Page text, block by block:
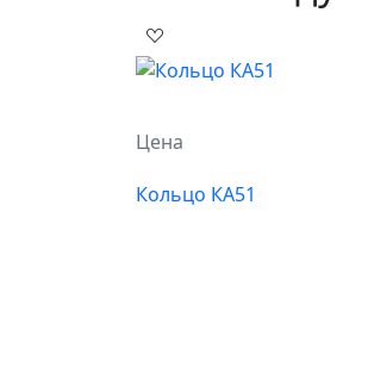
Цена
Кольцо КА51